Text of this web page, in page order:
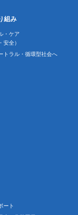
組み
・ケア
安全）
トラル・循環型社会へ
ート